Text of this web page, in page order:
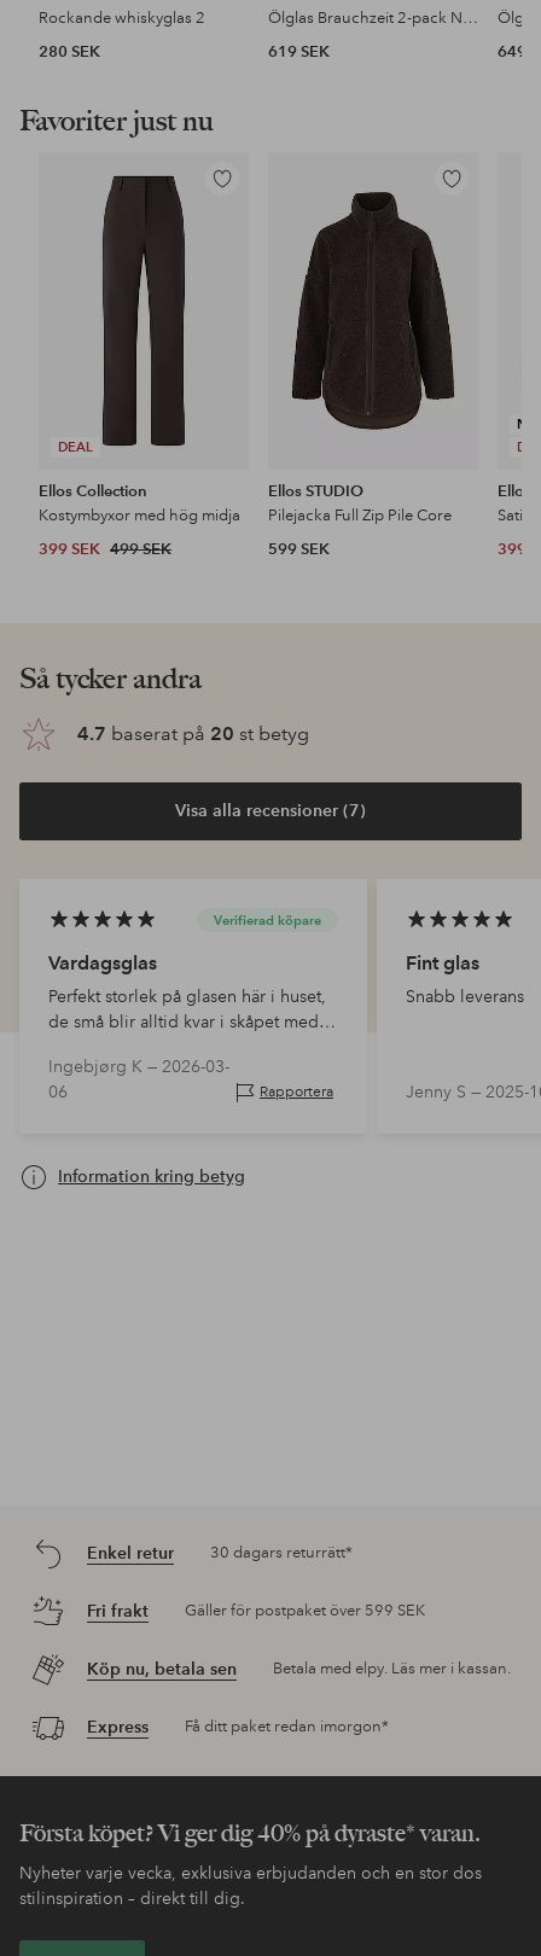
Rockande whiskyglas 2
280 SEK
Ölglas Brauchzeit 2-pack NO; 7
619 SEK
649
Favoriter just nu
DEAL
Lägg
Ellos Collection
Kostymbyxor med hög midja
399 SEK 499 SEK
Lägg
favoriter
Ellos STUDIO
Pilejacka Full Zip Pile Core
599 SEK
Ellos
399
Så tycker andra
4.7 baserat på 20 st betyg
Visa alla recensioner (7)
Verifierad köpare
Vardagsglas
Perfekt storlek på glasen här i huset,
de små blir alltid kvar i skåpet medan
Ingebjørg K — 2026-03-
06
Rapportera
Fint glas
Snabb leverans
Jenny S — 2025-
Information kring betyg
Enkel retur 30 dagars returrätt*
Fri frakt Gäller för postpaket över 599 SEK
Köp nu, betala sen Betala med elpy. Läs mer i kassan.
Express Få ditt paket redan imorgon*
Första köpet? Vi ger dig 40% på dyraste* varan.
Nyheter varje vecka, exklusiva erbjudanden och en stor dos
stilinspiration – direkt till dig.